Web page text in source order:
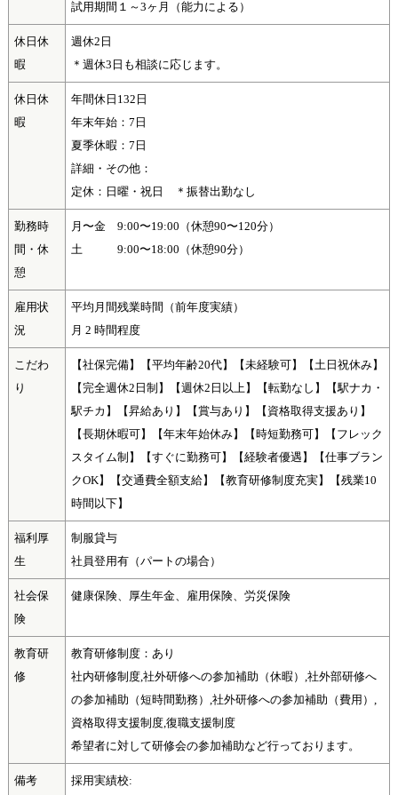
試用期間１～3ヶ月（能力による）
休日休
暇
週休2日
＊週休3日も相談に応じます。
休日休
暇
年間休日132日
年末年始：7日
夏季休暇：7日
詳細・その他：
定休：日曜・祝日 ＊振替出勤なし
勤務時
間・休
憩
月〜金 9:00〜19:00（休憩90〜120分）
土 9:00〜18:00（休憩90分）
雇用状
況
平均月間残業時間（前年度実績）
月 2 時間程度
こだわ
り
【社保完備】【平均年齢20代】【未経験可】【土日祝休み】
【完全週休2日制】【週休2日以上】【転勤なし】【駅ナカ・
駅チカ】【昇給あり】【賞与あり】【資格取得支援あり】
【長期休暇可】【年末年始休み】【時短勤務可】【フレック
スタイム制】【すぐに勤務可】【経験者優遇】【仕事ブラン
クOK】【交通費全額支給】【教育研修制度充実】【残業10
時間以下】
福利厚
生
制服貸与
社員登用有（パートの場合）
社会保
険
健康保険、厚生年金、雇用保険、労災保険
教育研
修
教育研修制度：あり
社内研修制度,社外研修への参加補助（休暇）,社外部研修へ
の参加補助（短時間勤務）,社外研修への参加補助（費用）,
資格取得支援制度,復職支援制度
希望者に対して研修会の参加補助など行っております。
備考
採用実績校: